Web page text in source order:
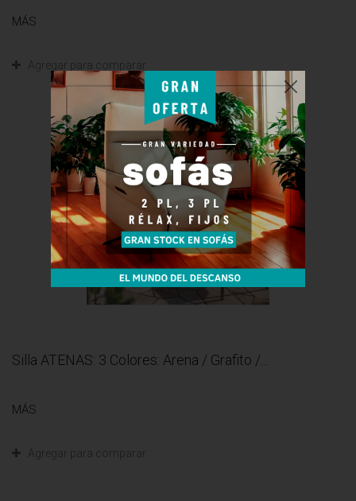
MÁS
Agregar para comparar
Nuevo
Silla ATENAS: 3 Colores: Arena / Grafito /...
MÁS
Agregar para comparar